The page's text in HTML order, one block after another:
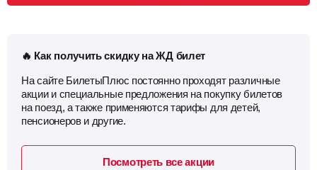
🔥 Как получить скидку на ЖД билет
На сайте БилетыПлюс постоянно проходят различные
акции и специальные предложения на покупку билетов
на поезд, а также применяются тарифы для детей,
пенсионеров и другие.
Посмотреть все акции